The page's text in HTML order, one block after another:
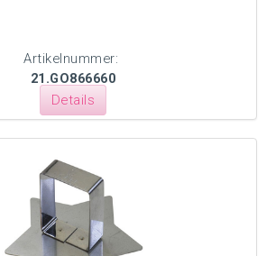
Artikelnummer:
21.GO866660
Details